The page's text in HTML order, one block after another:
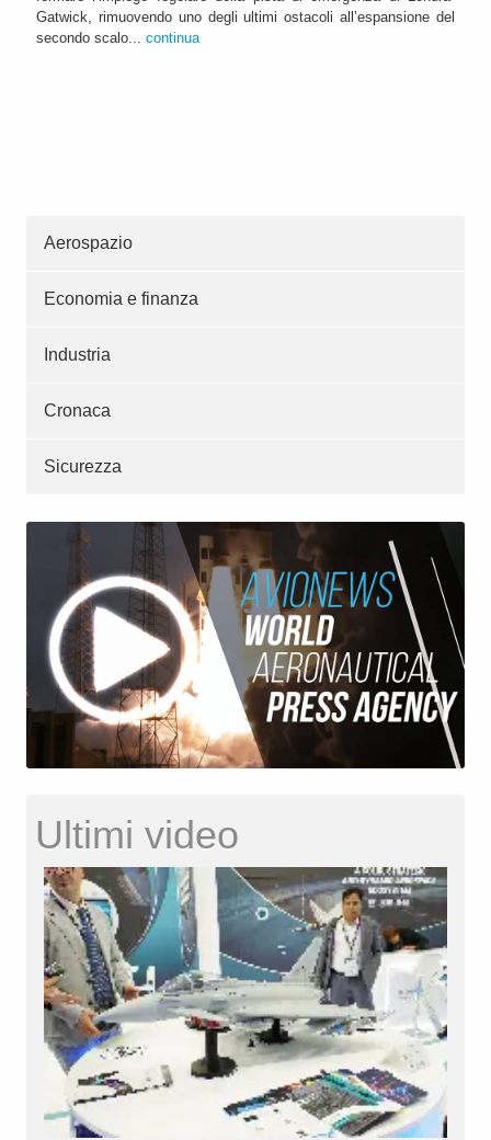
Gatwick, rimuovendo uno degli ultimi ostacoli all’espansione del
secondo scalo... continua
Aerospazio
Economia e finanza
Industria
Cronaca
Sicurezza
Ultimi video